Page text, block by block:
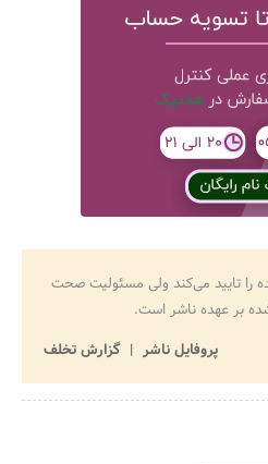
را تایید می‌کند ولی مسئولیت صحت
بر عهده ناشر است.
پروفایل ناشر
گزارش تخلف